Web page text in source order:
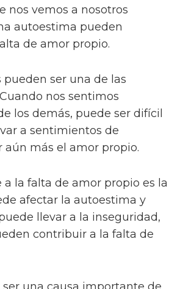
nos vemos a nosotros
autoestima pueden
de amor propio.
pueden ser una de las
nos sentimos
los demás, puede ser difícil
a sentimientos de
más el amor propio.
la falta de amor propio es la
afectar la autoestima y
llevar a la inseguridad,
contribuir a la falta de